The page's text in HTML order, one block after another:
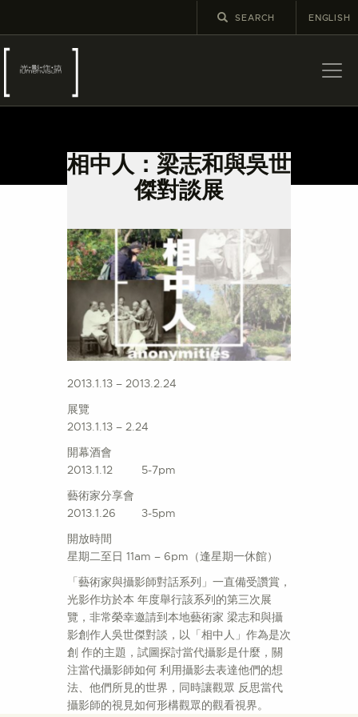
ENGLISH
相中人：梁志和與吳世
傑對談展
最新消息
展覽
教育及外展
學校課程
出版
更多攝影資訊
2013.1.13 – 2013.2.24
展覽
2013.1.13 – 2.24
開幕酒會
2013.1.12 5-7pm
藝術家分享會
2013.1.26 3-5pm
開放時間
星期二至日 11am – 6pm（逢星期一休館）
「藝術家與攝影師對話系列」一直備受讚賞，
光影作坊於本 年度舉行該系列的第三次展
覽，非常榮幸邀請到本地藝術家 梁志和與攝
影創作人吳世傑對談，以「相中人」作為是次
創 作的主題，試圖探討當代攝影是什麼，關
注當代攝影師如何 利用攝影去表達他們的想
法、他們所見的世界，同時讓觀眾 反思當代
攝影師的視見如何形構觀眾的觀看視界。